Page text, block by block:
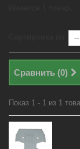
Сравнить (0)
Показ 1 - 1 из 1